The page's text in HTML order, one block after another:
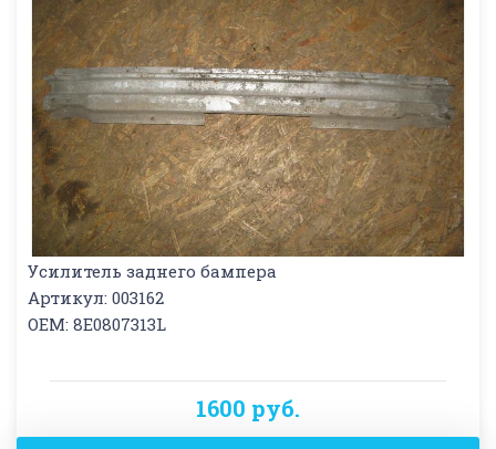
Усилитель заднего бампера
Артикул: 003162
OEM: 8E0807313L
1600 руб.